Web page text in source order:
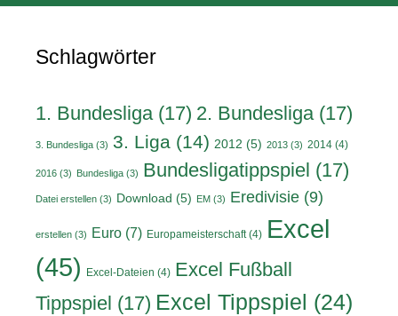
Schlagwörter
1. Bundesliga(17) 2. Bundesliga(17)
3. Bundesliga (3) 3. Liga (14) 2012 (5) 2013 (3) 2014 (4)
2016 (3) Bundesliga (3) Bundesligatippspiel (17)
Datei erstellen (3) Download (5) EM (3) Eredivisie (9)
erstellen (3) Euro (7) Europameisterschaft(4) Excel
(45)
Excel-Dateien (4) Excel Fußball
Tippspiel (17) Excel Tippspiel (24)